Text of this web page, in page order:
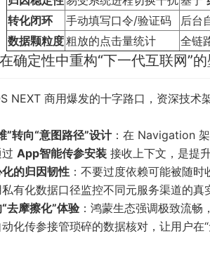
转化闭环
手动填写口令/验证码
后台
数据颗粒度粗放的点击量统计 全链
确定性中重构“下一代互联网”
NEXT 商用爆发的十字路口，资深技术
”转向“意图路径”设计：在 Navigation
App智能传参安装 接收上下文，是提
的归因韧性 ：不要过度依赖可能被随
有化数据口径监控不同元服务渠道的真
去摩擦化”体验 ：鸿蒙生态强调极致流
化传参接管琐碎的数据核对，让用户在